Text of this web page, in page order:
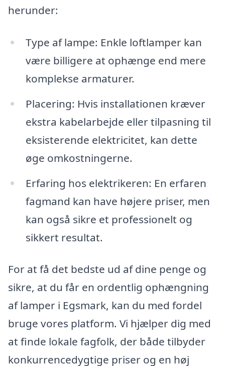
herunder:
Type af lampe: Enkle loftlamper kan
være billigere at ophænge end mere
komplekse armaturer.
Placering: Hvis installationen kræver
ekstra kabelarbejde eller tilpasning til
eksisterende elektricitet, kan dette
øge omkostningerne.
Erfaring hos elektrikeren: En erfaren
fagmand kan have højere priser, men
kan også sikre et professionelt og
sikkert resultat.
For at få det bedste ud af dine penge og
sikre, at du får en ordentlig ophængning
af lamper i Egsmark, kan du med fordel
bruge vores platform. Vi hjælper dig med
at finde lokale fagfolk, der både tilbyder
konkurrencedygtige priser og en høj